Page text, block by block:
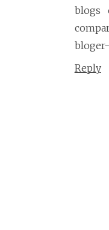
blogs
bloger-
Reply